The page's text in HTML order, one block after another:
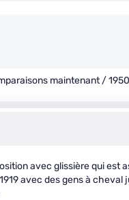
maintenant /
avec glissière qui est
avec des gens à